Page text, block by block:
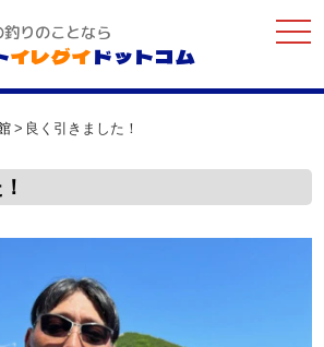
りのことなら
イレグイドットコム
良く引きました！